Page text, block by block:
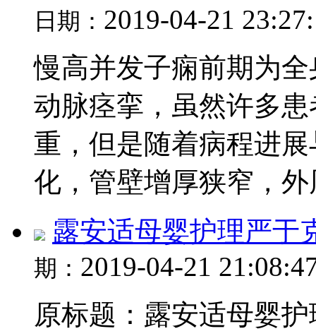
日期： 2019-04-21
慢高并发子痫前期为
动脉痉挛，虽然许多
重，但是随着病程进
化，管壁增厚狭窄，外
露安适母婴护理严于
期： 2019-04-21
原标题：露安适母婴